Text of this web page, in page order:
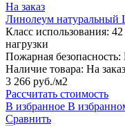
На заказ
Линолеум натуральный
Класс использования:
нагрузки
Пожарная безопасность:
Наличие товара: На заказ
3 266 руб./м2
Рассчитать стоимость
В избранное В
Сравнить